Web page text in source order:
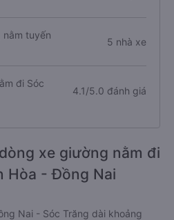
nằm tuyến
5 nhà xe
đi Sóc
4.1/5.0 đánh giá
xe giường nằm đi
Hòa - Đồng Nai
Nai - Sóc Trăng dài khoảng